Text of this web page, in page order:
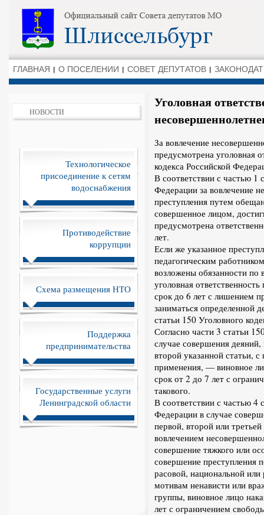
ГЛАВНАЯ О ПОСЕЛЕНИИ СОВЕТ ДЕПУТАТОВ
НОВОСТИ
Технологическое
присоединение к сетям
водоснабжения
Противодействие
коррупции
Схема размещения НТО
Поддержка
предпринимательства
Государственные услуги
Ленинградской области
Уголовная
За вовлечение
предусмотрена уголовная
кодекса Российской
В соответствии с частью 1
Федерации за вовлечение
преступления путем
совершенное лицом,
предусмотрена
лет.
Если же указанное
педагогическим
возложены обязанности по
уголовная
срок до 6 лет с лишением
заниматься определенной
статьи 150 Уголовного
Согласно части 3 статьи
случае совершения
второй указанной статьи,
применения, — виновное
срок от 2 до 7 лет с
такового.
В соответствии с частью 4
Федерации в случае
первой, второй или
вовлечением
совершение тяжкого или
совершение преступления
расовой, национальной
мотивам ненависти или
группы, виновное лицо
лет с ограничением